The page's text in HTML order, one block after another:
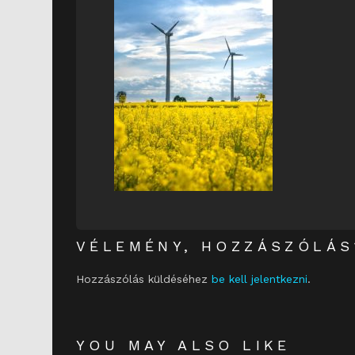
VÉLEMÉNY,
Hozzászólás küldéséhez be kell jelentkezni.
YOU MAY ALSO LIKE